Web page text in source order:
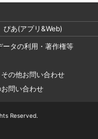
ぴあ(アプリ&Web)
ータの利用・著作権等
の他お問い合わせ
問い合わせ
Reserved.